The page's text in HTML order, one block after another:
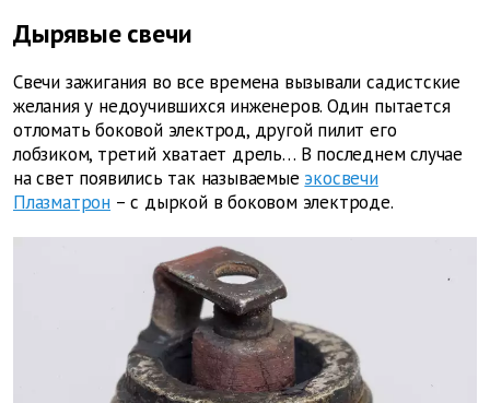
Дырявые свечи
Свечи зажигания во все времена вызывали садистские
желания у недоучившихся инженеров. Один пытается
отломать боковой электрод, другой пилит его
лобзиком, третий хватает дрель… В последнем случае
на свет появились так называемые экосвечи
Плазматрон – с дыркой в боковом электроде.